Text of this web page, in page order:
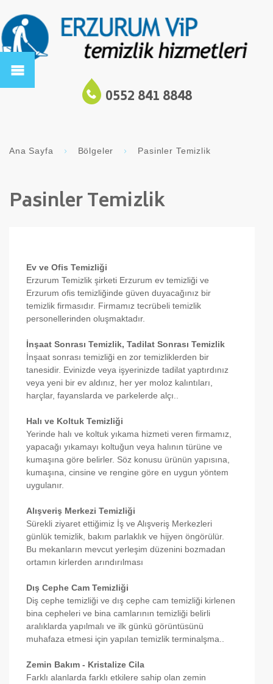
0552 841 8848
Ana Sayfa Bölgeler Pasinler Temizlik
Pasinler Temizlik
Ev ve Ofis Temizliği
Erzurum Temizlik şirketi Erzurum ev temizliği ve
Erzurum ofis temizliğinde güven duyacağınız bir
temizlik firmasıdır. Firmamız tecrübeli temizlik
personellerinden oluşmaktadır.
İnşaat Sonrası Temizlik, Tadilat Sonrası Temizlik
İnşaat sonrası temizliği en zor temizliklerden bir
tanesidir. Evinizde veya işyerinizde tadilat yaptırdınız
veya yeni bir ev aldınız, her yer moloz kalıntıları,
harçlar, fayanslarda ve parkelerde alçı..
Halı ve Koltuk Temizliği
Yerinde halı ve koltuk yıkama hizmeti veren firmamız,
yapacağı yıkamayı koltuğun veya halının türüne ve
kumaşına göre belirler. Söz konusu ürünün yapısına,
kumaşına, cinsine ve rengine göre en uygun yöntem
uygulanır.
Alışveriş Merkezi Temizliği
Sürekli ziyaret ettiğimiz İş ve Alışveriş Merkezleri
günlük temizlik, bakım parlaklık ve hijyen öngörülür.
Bu mekanların mevcut yerleşim düzenini bozmadan
ortamın kirlerden arındırılması
Dış Cephe Cam Temizliği
Diş cephe temizliği ve dış cephe cam temizliği kirlenen
bina cepheleri ve bina camlarının temizliği belirli
aralıklarda yapılmalı ve ilk günkü görüntüsünü
muhafaza etmesi için yapılan temizlik terminalşma..
Zemin Bakım - Kristalize Cila
Farklı alanlarda farklı etkilere sahip olan zemin